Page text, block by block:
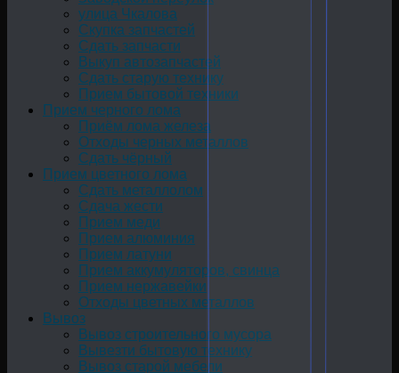
улица Чкалова
Скупка запчастей
Сдать запчасти
Выкуп автозапчастей
Сдать старую технику
Прием бытовой техники
Прием черного лома
Приём лома железа
Отходы черных металлов
Сдать чёрный
Прием цветного лома
Сдать металлолом
Сдача жести
Прием меди
Прием алюминия
Прием латуни
Прием аккумуляторов, свинца
Прием нержавейки
Отходы цветных металлов
Вывоз
Вывоз строительного мусора
Вывезти бытовую технику
Вывоз старой мебели